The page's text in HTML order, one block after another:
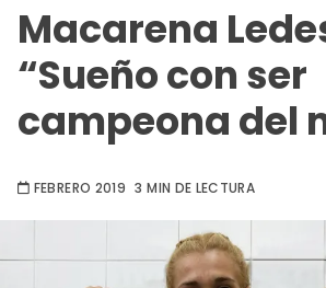
Macarena
“Sueño con ser
campeona del
FEBRERO 2019 3 MIN DE LECTURA